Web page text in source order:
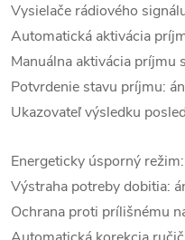
Vysielače rádiového
Automatická aktivácia
Manuálna aktivácia príjmu
Potvrdenie stavu príjmu:
Ukazovateľ výsledku
Energeticky úsporný
Výstraha potreby dobitia:
Ochrana proti prílišnému